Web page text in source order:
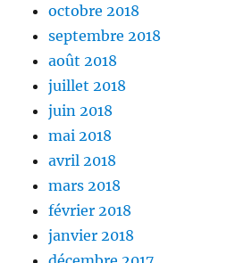
octobre 2018
septembre 2018
août 2018
juillet 2018
juin 2018
mai 2018
avril 2018
mars 2018
février 2018
janvier 2018